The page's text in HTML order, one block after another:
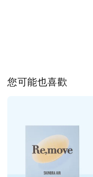
您可能也喜歡